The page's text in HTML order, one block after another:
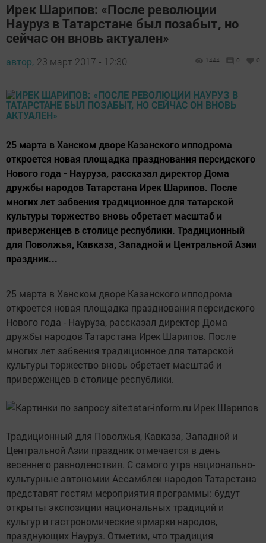
Ирек Шарипов: «После революции
Науруз в Татарстане был позабыт, но
сейчас он вновь актуален»
автор, 23 март 2017 - 12:30 1444 0 0
25 марта в Ханском дворе Казанского ипподрома
откроется новая площадка празднования персидского
Нового года - Науруза, рассказал директор Дома
дружбы народов Татарстана Ирек Шарипов. После
многих лет забвения традиционное для татарской
культуры торжество вновь обретает масштаб и
приверженцев в столице республики. Традиционный
для Поволжья, Кавказа, Западной и Центральной Азии
праздник...
25 марта в Ханском дворе Казанского ипподрома
откроется новая площадка празднования персидского
Нового года - Науруза, рассказал директор Дома
дружбы народов Татарстана Ирек Шарипов. После
многих лет забвения традиционное для татарской
культуры торжество вновь обретает масштаб и
приверженцев в столице республики.
Традиционный для Поволжья, Кавказа, Западной и
Центральной Азии праздник отмечается в день
весеннего равноденствия. С самого утра национально-
культурные автономии Ассамблеи народов Татарстана
представят гостям мероприятия программы: будут
открыты экспозиции национальных традиций и
культур и гастрономические ярмарки народов,
празднующих Науруз. Отметим, что традиция